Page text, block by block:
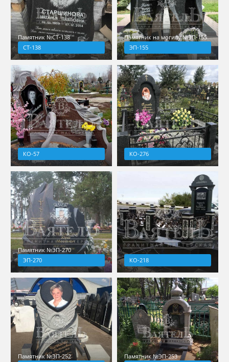
Памятник №СТ-138
СТ-138
Памятник на могилу №ЭП-155
ЭП-155
КО-57 КО-276
Памятник №ЭП-270
ЭП-270
КО-218
Памятник №ЭП-252
Памятник №ЭП-253